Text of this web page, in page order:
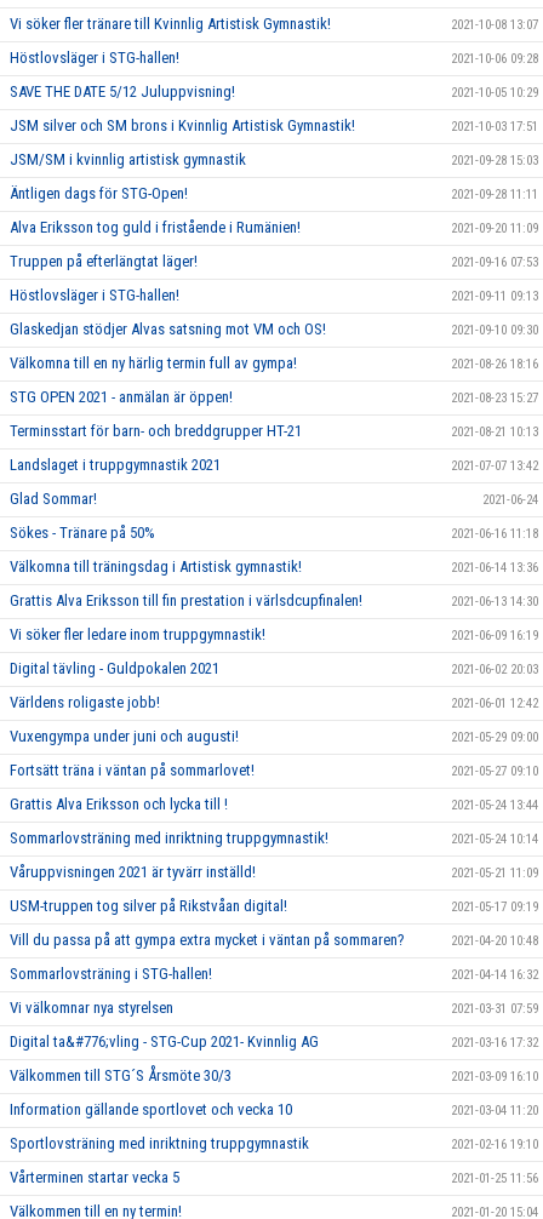
Vi söker fler tränare till Kvinnlig Artistisk Gymnastik! 2021-10-08 13:07
Höstlovsläger i STG-hallen! 2021-10-06 09:28
SAVE THE DATE 5/12 Juluppvisning! 2021-10-05 10:29
JSM silver och SM brons i Kvinnlig Artistisk Gymnastik! 2021-10-03 17:51
JSM/SM i kvinnlig artistisk gymnastik 2021-09-28 15:03
Äntligen dags för STG-Open! 2021-09-28 11:11
Alva Eriksson tog guld i fristående i Rumänien! 2021-09-20 11:09
Truppen på efterlängtat läger! 2021-09-16 07:53
Höstlovsläger i STG-hallen! 2021-09-11 09:13
Glaskedjan stödjer Alvas satsning mot VM och OS! 2021-09-10 09:30
Välkomna till en ny härlig termin full av gympa! 2021-08-26 18:16
STG OPEN 2021 - anmälan är öppen! 2021-08-23 15:27
Terminsstart för barn- och breddgrupper HT-21 2021-08-21 10:13
Landslaget i truppgymnastik 2021 2021-07-07 13:42
Glad Sommar! 2021-06-24
Sökes - Tränare på 50% 2021-06-16 11:18
Välkomna till träningsdag i Artistisk gymnastik! 2021-06-14 13:36
Grattis Alva Eriksson till fin prestation i värlsdcupfinalen! 2021-06-13 14:30
Vi söker fler ledare inom truppgymnastik! 2021-06-09 16:19
Digital tävling - Guldpokalen 2021 2021-06-02 20:03
Världens roligaste jobb! 2021-06-01 12:42
Vuxengympa under juni och augusti! 2021-05-29 09:00
Fortsätt träna i väntan på sommarlovet! 2021-05-27 09:10
Grattis Alva Eriksson och lycka till ! 2021-05-24 13:44
Sommarlovsträning med inriktning truppgymnastik! 2021-05-24 10:14
Våruppvisningen 2021 är tyvärr inställd! 2021-05-21 11:09
USM-truppen tog silver på Rikstvåan digital! 2021-05-17 09:19
Vill du passa på att gympa extra mycket i väntan på sommaren? 2021-04-20 10:48
Sommarlovsträning i STG-hallen! 2021-04-14 16:32
Vi välkomnar nya styrelsen 2021-03-31 07:59
Digital ta&#776;vling - STG-Cup 2021- Kvinnlig AG 2021-03-16 17:32
Välkommen till STG´S Årsmöte 30/3 2021-03-09 16:10
Information gällande sportlovet och vecka 10 2021-03-04 11:20
Sportlovsträning med inriktning truppgymnastik 2021-02-16 19:10
Vårterminen startar vecka 5 2021-01-25 11:56
Välkommen till en ny termin! 2021-01-20 15:04